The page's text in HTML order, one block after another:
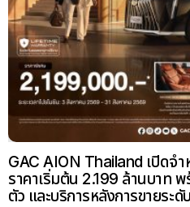
GAC AION Thailand เปิดจ
ราคาเริ่มต้น 2.199 ล้านบาท
ตัว และบริการหลังการขายระดั